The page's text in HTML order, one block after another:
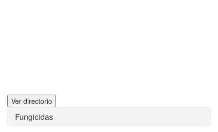
Ver directorio
Fungicidas